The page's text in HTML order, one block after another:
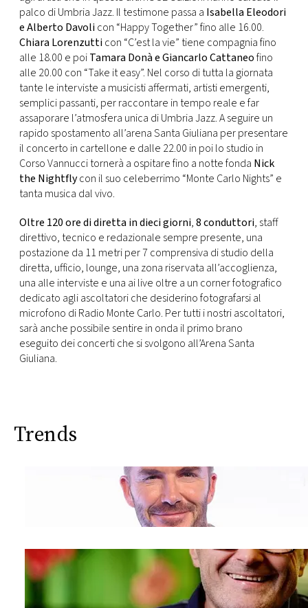
palco di Umbria Jazz. Il testimone passa a Isabella Eleodori
e Alberto Davolicon “Happy Together” fino alle 16.00.
Chiara Lorenzutticon “C’est la vie” tiene compagnia fino
alle 18.00 e poiTamara Donà e Giancarlo Cattaneofino
alle 20.00 con “Take it easy”. Nel corso di tutta la giornata
tante le interviste a musicisti affermati, artisti emergenti,
semplici passanti, per raccontare in tempo reale e far
assaporare l’atmosfera unica di Umbria Jazz. A seguire un
rapido spostamento all’arena Santa Giuliana per presentare
il concerto in cartellone e dalle 22.00 in poi lo studio in
Corso Vannucci tornerà a ospitare fino a notte fonda Nick
the Nightflycon il suo celeberrimo “Monte Carlo Nights” e
tanta musica dal vivo.
Oltre 120 ore di diretta in dieci giorni,8 conduttori, staff
direttivo, tecnico e redazionale sempre presente, una
postazione da 11 metri per 7 comprensiva di studio della
diretta, ufficio, lounge, una zona riservata all’accoglienza,
una alle interviste e una ai live oltre a un corner fotografico
dedicato agli ascoltatori che desiderino fotografarsi al
microfono di Radio Monte Carlo. Per tutti i nostri ascoltatori,
sarà anche possibile sentire in onda il primo brano
eseguito dei concerti che si svolgono all’Arena Santa
Giuliana.
Trends